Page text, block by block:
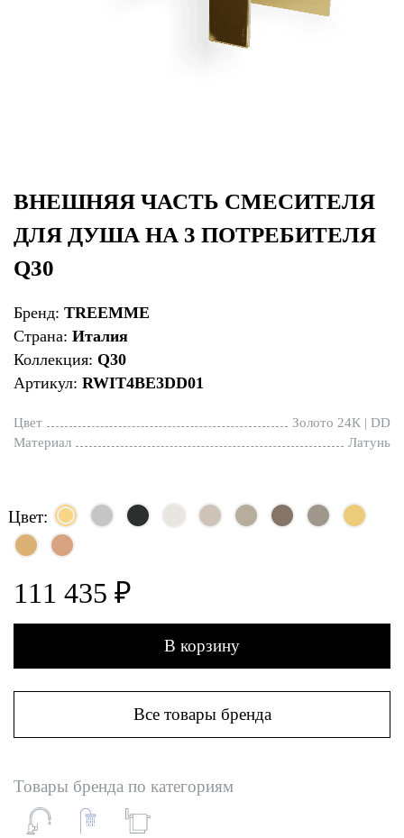
ВНЕШНЯЯ ЧАСТЬ СМЕСИТЕЛЯ
ДЛЯ ДУША НА 3 ПОТРЕБИТЕЛЯ
Q30
Бренд: TREEMME
Страна: Италия
Коллекция: Q30
Артикул: RWIT4BE3DD01
Цвет
Золото 24К | DD
Материал
Латунь
Цвет:
111 435 ₽
В корзину
Все товары бренда
Товары бренда по категориям